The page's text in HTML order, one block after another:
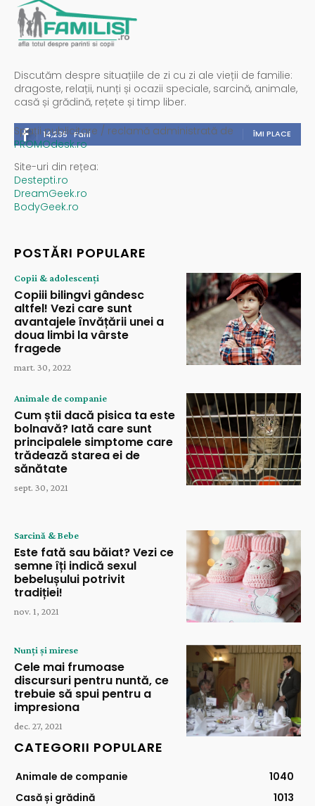
Discutăm despre situațiile de zi cu zi ale vieții de familie:
dragoste, relații, nunți și ocazii speciale, sarcină, animale,
casă și grădină, rețete și timp liber.
14,235 Fani ÎMI PLACE
Spații publicitare / reclamă administrată de
PROMOdesk.ro
Site-uri din rețea:
Destepti.ro
DreamGeek.ro
BodyGeek.ro
POSTĂRI POPULARE
Copii & adolescenți
Copiii bilingvi gândesc
altfel! Vezi care sunt
avantajele învățării unei a
doua limbi la vârste
fragede
mart. 30, 2022
Animale de companie
Cum știi dacă pisica ta este
bolnavă? Iată care sunt
principalele simptome care
trădează starea ei de
sănătate
sept. 30, 2021
Sarcină & Bebe
Este fată sau băiat? Vezi ce
semne îți indică sexul
bebelușului potrivit
tradiției!
nov. 1, 2021
Nunți și mirese
Cele mai frumoase
discursuri pentru nuntă, ce
trebuie să spui pentru a
impresiona
dec. 27, 2021
CATEGORII POPULARE
Animale de companie
1040
Casă și grădină
1013